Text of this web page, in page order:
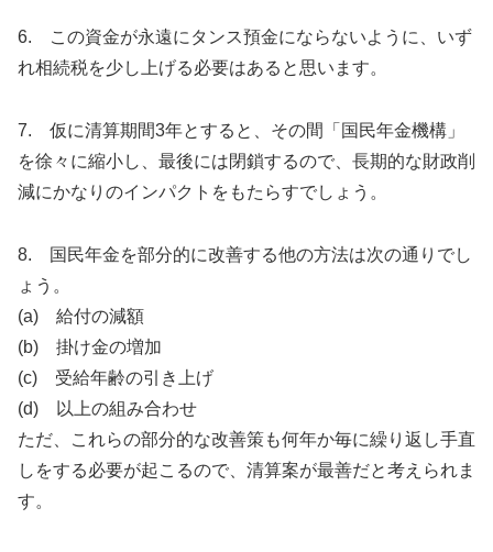
6. この資金が永遠にタンス預金にならないように、いず
れ相続税を少し上げる必要はあると思います。
7. 仮に清算期間3年とすると、その間「国民年金機構」
を徐々に縮小し、最後には閉鎖するので、長期的な財政削
減にかなりのインパクトをもたらすでしょう。
8. 国民年金を部分的に改善する他の方法は次の通りでし
ょう。
(a) 給付の減額
(b) 掛け金の増加
(c) 受給年齢の引き上げ
(d) 以上の組み合わせ
ただ、これらの部分的な改善策も何年か毎に繰り返し手直
しをする必要が起こるので、清算案が最善だと考えられま
す。